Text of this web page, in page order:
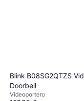
Blink B08SG2QTZS
Doorbell
Videoportero